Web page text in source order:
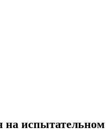
испытательном